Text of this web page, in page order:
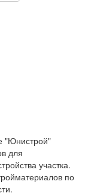
"Юнистрой"
для
участка.
по